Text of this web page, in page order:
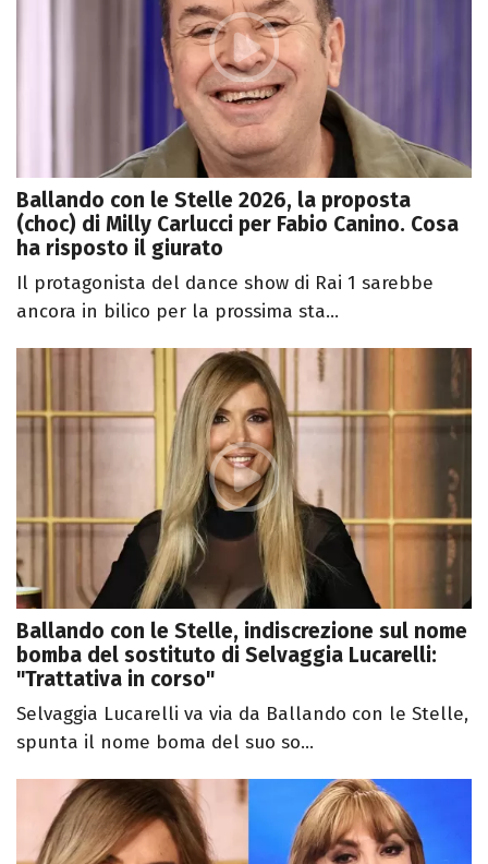
Ballando con le Stelle 2026, la proposta
(choc) di Milly Carlucci per Fabio Canino. Cosa
ha risposto il giurato
Il protagonista del dance show di Rai 1 sarebbe
ancora in bilico per la prossima sta...
Ballando con le Stelle, indiscrezione sul nome
bomba del sostituto di Selvaggia Lucarelli:
"Trattativa in corso"
Selvaggia Lucarelli va via da Ballando con le Stelle,
spunta il nome boma del suo so...